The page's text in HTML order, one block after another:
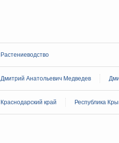
Растениеводство
Дмитрий Анатольевич Медведев
Краснодарский край Республика